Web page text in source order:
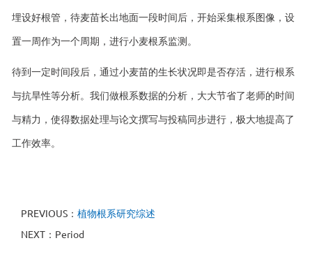
埋设好根管，待麦苗长出地面一段时间后，开始采集根系图像，设
置一周作为一个周期，进行小麦根系监测。
待到一定时间段后，通过小麦苗的生长状况即是否存活，进行根系
与抗旱性等分析。我们做根系数据的分析，大大节省了老师的时间
与精力，使得数据处理与论文撰写与投稿同步进行，极大地提高了
工作效率。
PREVIOUS： 植物根系研究综述
NEXT：Period